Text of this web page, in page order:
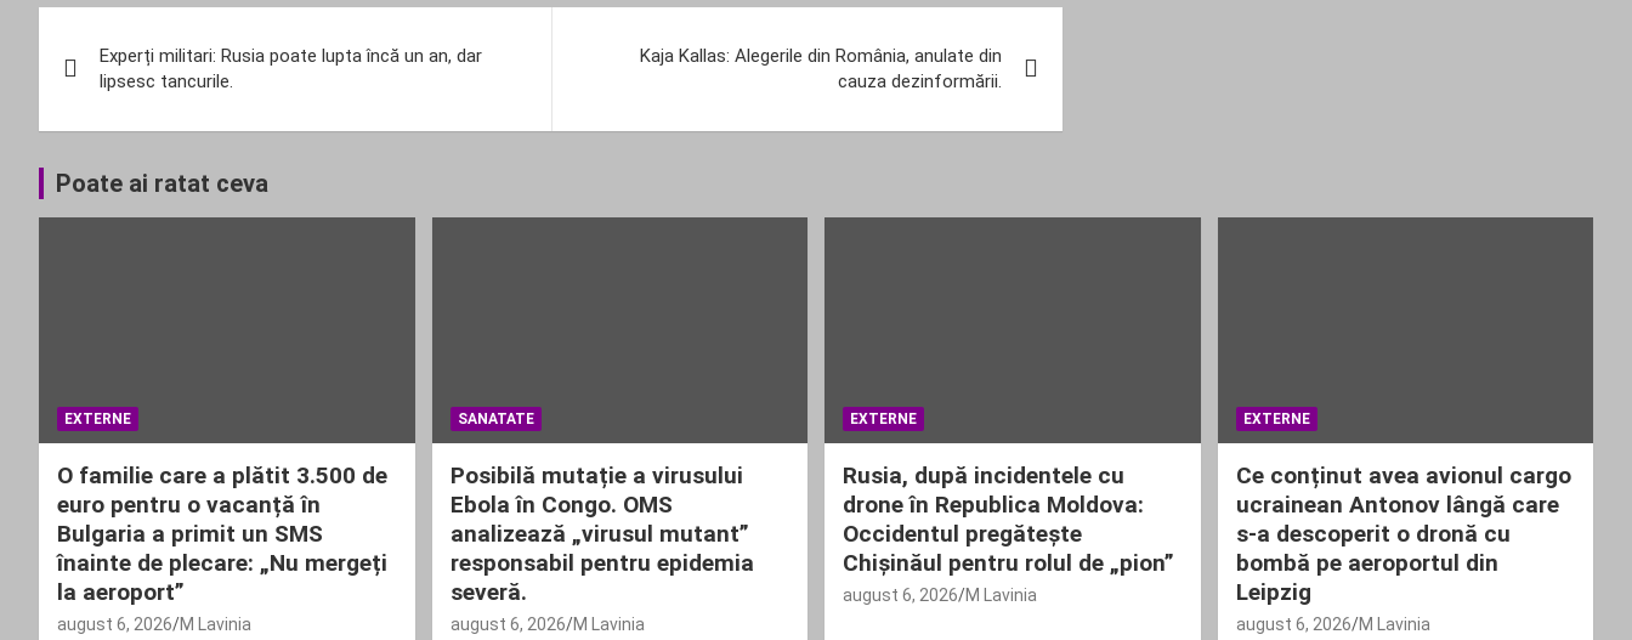
în
articole
Experți militari: Rusia poate lupta încă un an, dar
lipsesc tancurile.
Kaja Kallas: Alegerile din România, anulate din
cauza dezinformării.
Poate ai ratat ceva
EXTERNE
O familie care a plătit 3.500 de
euro pentru o vacanță în
Bulgaria a primit un SMS
înainte de plecare: „Nu mergeți
la aeroport”
august 6, 2026 M Lavinia
SANATATE
Posibilă mutație a virusului
Ebola în Congo. OMS
analizează „virusul mutant”
responsabil pentru epidemia
severă.
august 6, 2026 M Lavinia
EXTERNE
Rusia, după incidentele cu
drone în Republica Moldova:
Occidentul pregătește
Chișinăul pentru rolul de „pion”
august 6, 2026 M Lavinia
EXTERNE
Ce conținut avea avionul cargo
ucrainean Antonov lângă care
s-a descoperit o dronă cu
bombă pe aeroportul din
Leipzig
august 6, 2026 M Lavinia